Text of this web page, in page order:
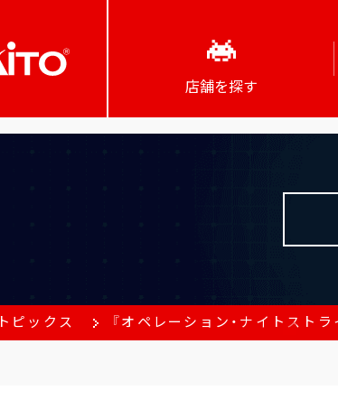
店舗を探す
トピックス 『オペレーション・ナイトスト